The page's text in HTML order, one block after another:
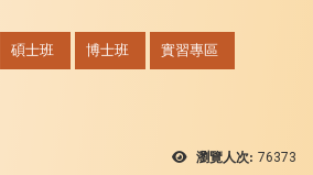
碩士班 博士班 實習專區
瀏覽人次: 76373